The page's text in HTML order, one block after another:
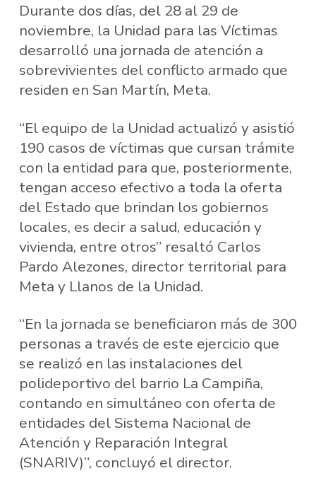
Durante dos días, del 28 al 29 de
noviembre, la Unidad para las Víctimas
desarrolló una jornada de atención a
sobrevivientes del conflicto armado que
residen en San Martín, Meta.
“El equipo de la Unidad actualizó y asistió
190 casos de víctimas que cursan trámite
con la entidad para que, posteriormente,
tengan acceso efectivo a toda la oferta
del Estado que brindan los gobiernos
locales, es decir a salud, educación y
vivienda, entre otros” resaltó Carlos
Pardo Alezones, director territorial para
Meta y Llanos de la Unidad.
“En la jornada se beneficiaron más de 300
personas a través de este ejercicio que
se realizó en las instalaciones del
polideportivo del barrio La Campiña,
contando en simultáneo con oferta de
entidades del Sistema Nacional de
Atención y Reparación Integral
(SNARIV)”, concluyó el director.